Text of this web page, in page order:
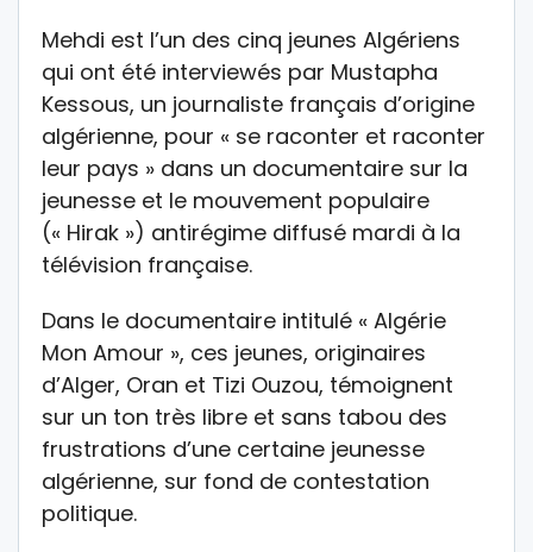
Mehdi est l’un des cinq jeunes Algériens
qui ont été interviewés par Mustapha
Kessous, un journaliste français d’origine
algérienne, pour « se raconter et raconter
leur pays » dans un documentaire sur la
jeunesse et le mouvement populaire
(« Hirak ») antirégime diffusé mardi à la
télévision française.
Dans le documentaire intitulé « Algérie
Mon Amour », ces jeunes, originaires
d’Alger, Oran et Tizi Ouzou, témoignent
sur un ton très libre et sans tabou des
frustrations d’une certaine jeunesse
algérienne, sur fond de contestation
politique.